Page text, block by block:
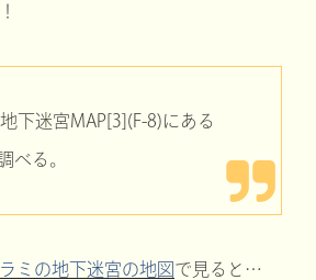
下迷宮MAP[3](F-8)にある
べる。
ミの地下迷宮の地図で見ると…